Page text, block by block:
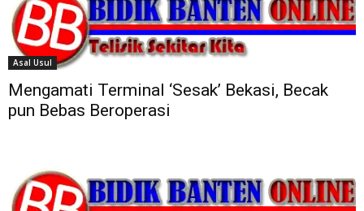
Asal Usul
Mengamati Terminal ‘Sesak’ Bekasi, Becak
pun Bebas Beroperasi